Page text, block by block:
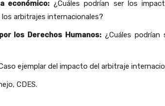
económico:¿Cuáles podrían ser los
arbitrajes internacionales?
los Derechos Humanos: ¿Cuáles
ejemplar del impacto del arbitraje
CDES.